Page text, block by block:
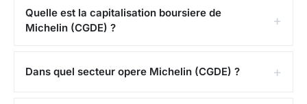
aide a mesurer la maturite du mouvement et le niveau
de volatilite deja absorbe par le marche.
baisser l'action Michelin (CGDE) ?
Quelle est la capitalisation boursiere de
Michelin (CGDE) ?
Dans quel secteur opere Michelin (CGDE) ?